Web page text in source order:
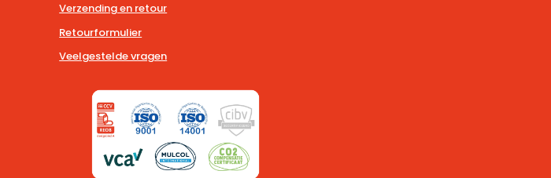
Verzending en retour
Retourformulier
Veelgestelde vragen